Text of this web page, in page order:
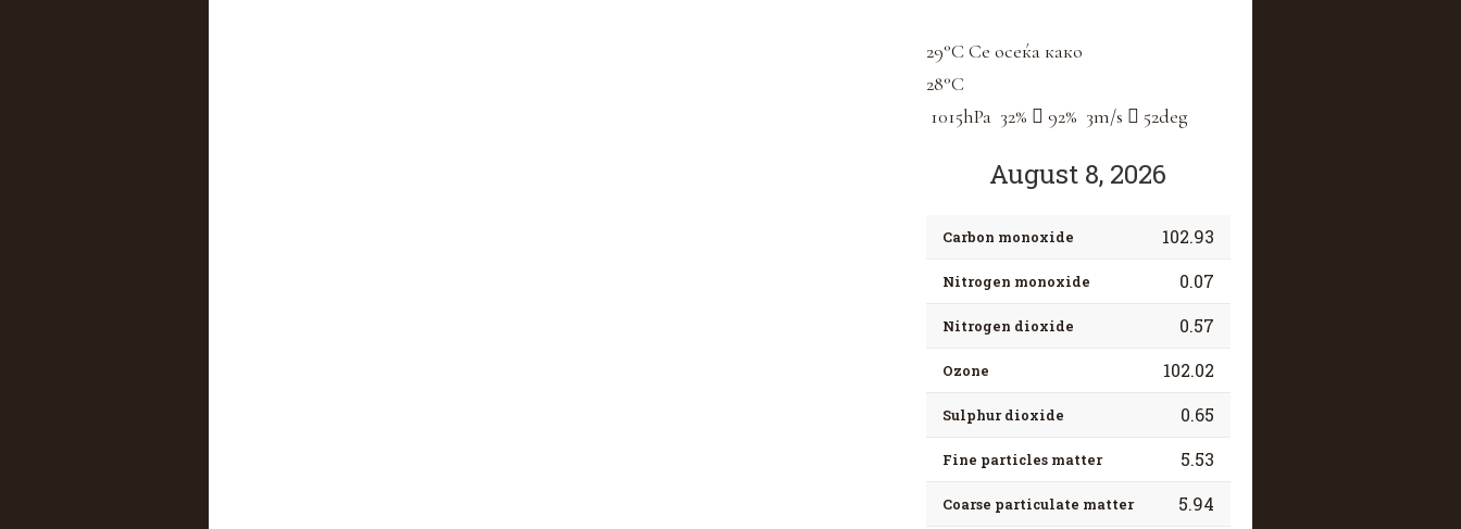
29°CСе осеќа како
28°C
1015hPa 32% 92% 3m/s 52deg
August 8, 2026
Carbon monoxide 102.93
Nitrogen monoxide 0.07
Nitrogen dioxide 0.57
Ozone 102.02
Sulphur dioxide 0.65
Fine particles matter 5.53
Coarse particulate matter 5.94